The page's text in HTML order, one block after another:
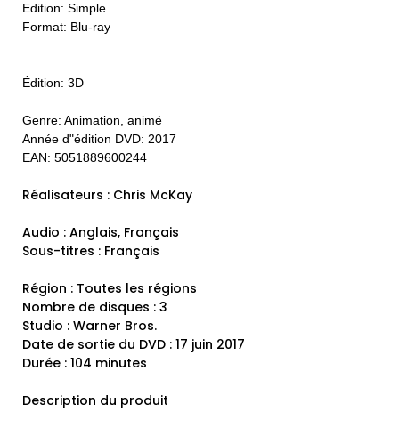
Edition: Simple
Format: Blu-ray
Édition: 3D
Genre: Animation, animé
Année d"édition DVD: 2017
EAN: 5051889600244
Réalisateurs : Chris McKay
Audio : Anglais, Français
Sous-titres : Français
Région : Toutes les régions
Nombre de disques : 3
Studio : Warner Bros.
Date de sortie du DVD : 17 juin 2017
Durée : 104 minutes
Description du produit